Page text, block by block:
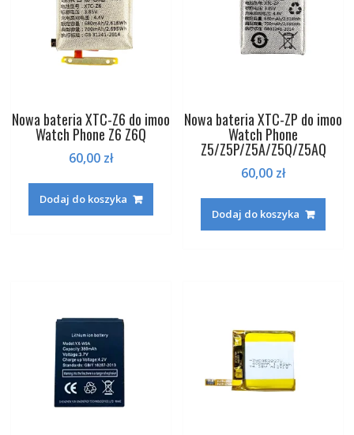
Nowa bateria XTC-Z6 do imoo
Watch Phone Z6 Z6Q
60,00 zł
Dodaj do koszyka
Nowa bateria XTC-ZP do imoo
Watch Phone
Z5/Z5P/Z5A/Z5Q/Z5AQ
60,00 zł
Dodaj do koszyka